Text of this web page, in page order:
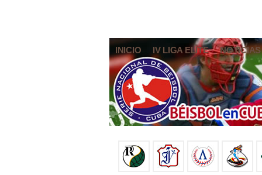
INICIO IV LIGA ELITE NOTICIAS